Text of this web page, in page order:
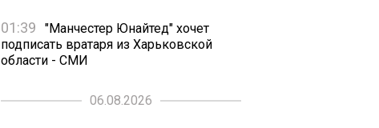
01:39
"Манчестер Юнайтед" хочет
подписать вратаря из Харьковской
области - СМИ
06.08.2026